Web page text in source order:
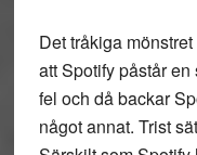
Det tråkiga
att Spotify påstår
fel och då backar
något annat. Trist